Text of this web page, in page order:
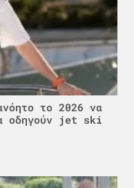
το 2026 να
οδηγούν jet ski